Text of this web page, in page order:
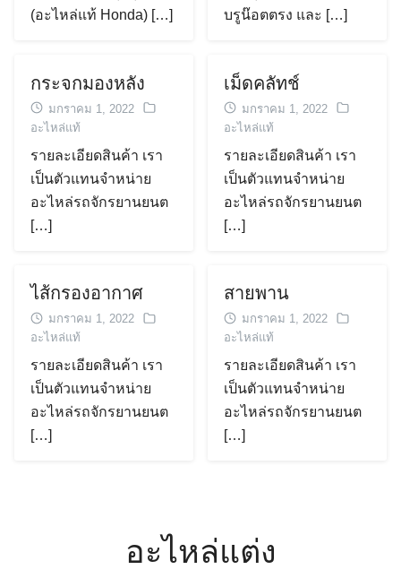
(อะไหล่แท้ Honda) […]
บรูน๊อตตรง และ […]
กระจกมองหลัง
มกราคม 1, 2022
อะไหล่แท้
รายละเอียดสินค้า เรา
เป็นตัวแทนจำหน่าย
อะไหล่รถจักรยานยนต
[…]
เม็ดคลัทช์
มกราคม 1, 2022
อะไหล่แท้
รายละเอียดสินค้า เรา
เป็นตัวแทนจำหน่าย
อะไหล่รถจักรยานยนต
[…]
ไส้กรองอากาศ
มกราคม 1, 2022
อะไหล่แท้
รายละเอียดสินค้า เรา
เป็นตัวแทนจำหน่าย
อะไหล่รถจักรยานยนต
[…]
สายพาน
มกราคม 1, 2022
อะไหล่แท้
รายละเอียดสินค้า เรา
เป็นตัวแทนจำหน่าย
อะไหล่รถจักรยานยนต
[…]
อะไหล่แต่ง